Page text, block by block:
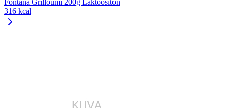
Fontana Grilloumi 200g Laktoositon
316 kcal